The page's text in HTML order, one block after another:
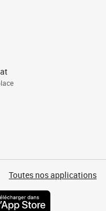
Toutes nos applications